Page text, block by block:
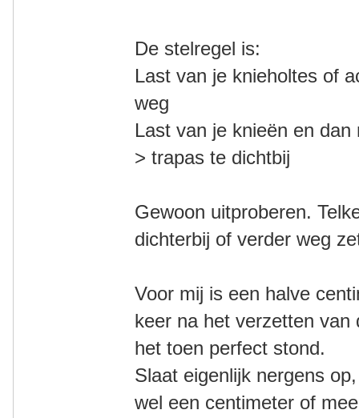
De stelregel is:
Last van je knieholtes of
weg
Last van je knieën en
> trapas te dichtbij
Gewoon uitproberen.
dichterbij of verder weg
Voor mij is een halve
keer na het verzetten
het toen perfect stond.
Slaat eigenlijk nergens
wel een centimeter of